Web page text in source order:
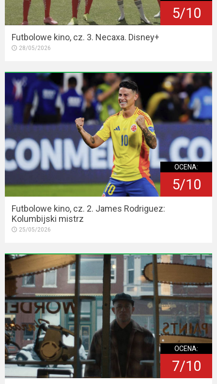
5/10
Futbolowe kino, cz. 3. Necaxa. Disney+
28/05/2026
OCENA:
5/10
Futbolowe kino, cz. 2. James Rodriguez:
Kolumbijski mistrz
25/05/2026
OCENA:
7/10